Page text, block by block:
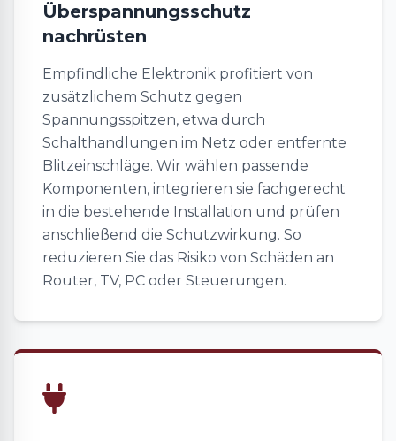
Überspannungsschutz
nachrüsten
Empfindliche Elektronik profitiert von
zusätzlichem Schutz gegen
Spannungsspitzen, etwa durch
Schalthandlungen im Netz oder entfernte
Blitzeinschläge. Wir wählen passende
Komponenten, integrieren sie fachgerecht
in die bestehende Installation und prüfen
anschließend die Schutzwirkung. So
reduzieren Sie das Risiko von Schäden an
Router, TV, PC oder Steuerungen.